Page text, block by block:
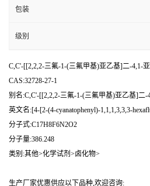
包装
级别
C,C'-[[2,2,2-三氟-1-(三氟甲基)亚乙基]二-4,1-
CAS:32728-27-1
别名:C,C'-[[2,2,2-三氟-1-(三氟甲基)亚乙基]二
英文名:[4-[2-(4-cyanatophenyl)-1,1,1,3,3,3-
分子式:C17H8F6N2O2
分子量:386.248
类别:其他>化学试剂>卤化物>
生产厂家优惠供应以下品种,欢迎咨询: